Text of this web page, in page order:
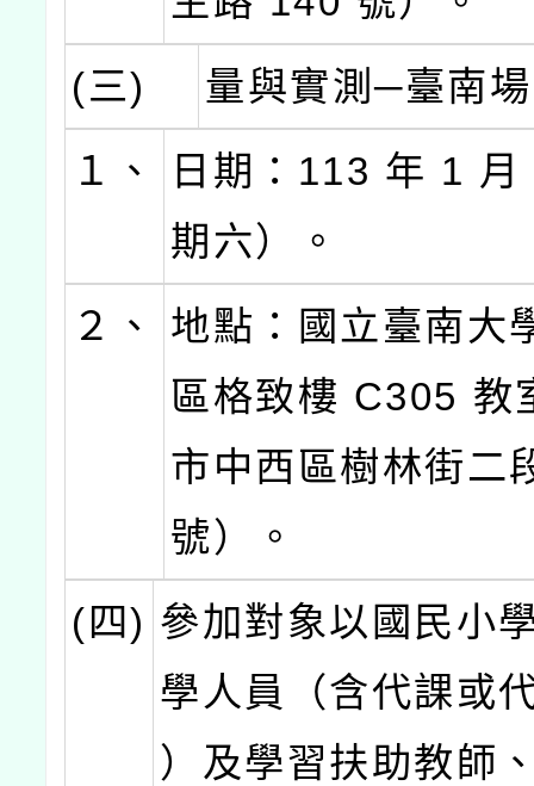
(三)
量與實測─臺南場
１、
日期：113 年 1
期六）。
２、
地點：國立臺南大
區格致樓 C305 教
市中西區樹林街二
號）。
(四) 參加對象以國民小
學人員（含代課或
）及學習扶助教師